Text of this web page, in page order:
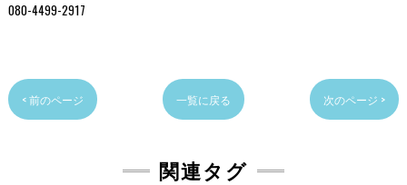
080-4499-2917
< 前のページ 一覧に戻る 次のページ >
関連タグ